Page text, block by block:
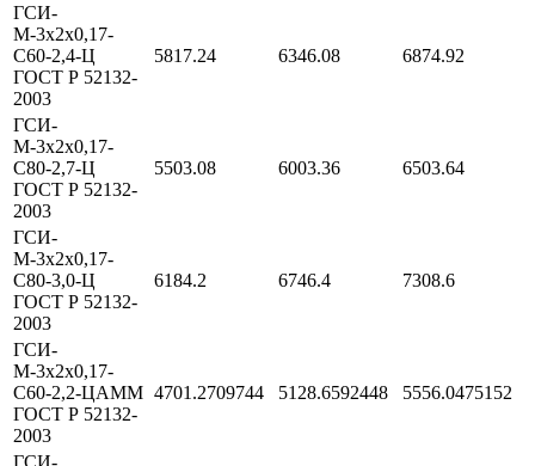
ГСИ-
М-3х2х0,17-
С60-2,4-Ц
ГОСТ Р 52132-
2003
5817.24 6346.08 6874.92
ГСИ-
М-3х2х0,17-
С80-2,7-Ц
ГОСТ Р 52132-
2003
5503.08 6003.36 6503.64
ГСИ-
М-3х2х0,17-
С80-3,0-Ц
ГОСТ Р 52132-
2003
6184.2 6746.4 7308.6
ГСИ-
М-3х2х0,17-
С60-2,2-ЦАММ
ГОСТ Р 52132-
2003
4701.2709744 5128.6592448 5556.0475152
ГСИ-